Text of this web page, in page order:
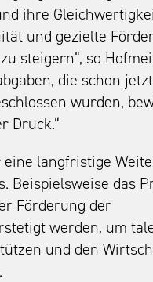
ihre
und gezielte
steigern“, so
die schon
wurden,
Druck.“
langfristige
Beispielsweise das
Förderung der
werden, um
und den